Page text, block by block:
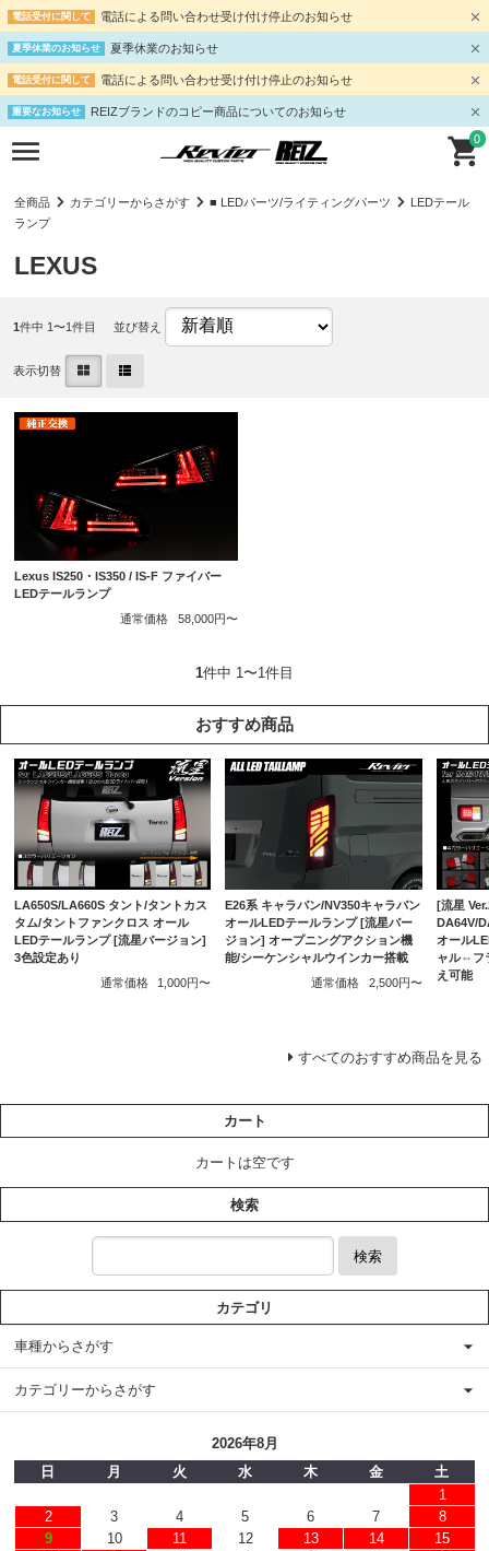
電話受付に関して 電話による問い合わせ受け付け停止のお知らせ
夏季休業のお知らせ 夏季休業のお知らせ
電話受付に関して 電話による問い合わせ受け付け停止のお知らせ
重要なお知らせ REIZブランドのコピー商品についてのお知らせ
0
全商品 カテゴリーからさがす ■ LEDパーツ/ライティングパーツ
LEDテール
ランプ
LEXUS
1件中 1〜1件目 並び替え
表示切替
Lexus IS250・IS350 / IS-F ファイバー
LEDテールランプ
通常価格
58,000円〜
1件中 1〜1件目
おすすめ商品
LA650S/LA660S タント/タントカス
タム/タントファンクロス オール
LEDテールランプ [流星バージョン]
3色設定あり
通常価格
1,000円〜
E26系 キャラバン/NV350キャラバン
オールLEDテールランプ [流星バー
ジョン] オープニングアクション機
能/シーケンシャルウインカー搭載
通常価格
2,500円〜
[流星
DA64V/
オール
ャル⇔フ
え可能
すべてのおすすめ商品を見る
カート
カートは空です
検索
検索
カテゴリ
車種からさがす
カテゴリーからさがす
2026年8月
日
月 火 水 木 金
土
1
2
3 4 5 6 7
8
9
10 11 12 13 14
15